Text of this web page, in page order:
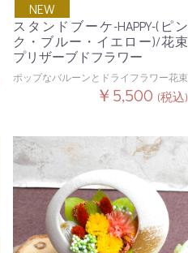
NEW
スタンドブーケ-HAPPY-(ピン
ク・ブルー・イエロー)/花束
プリザーブドフラワー
ポップなバルーンとドライフラワー花束
￥5,500 (税込)